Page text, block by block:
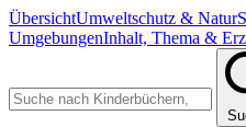
ÜbersichtUmweltschutz & Natur
UmgebungenInhalt, Thema &